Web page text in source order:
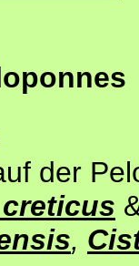
der
creticus
,